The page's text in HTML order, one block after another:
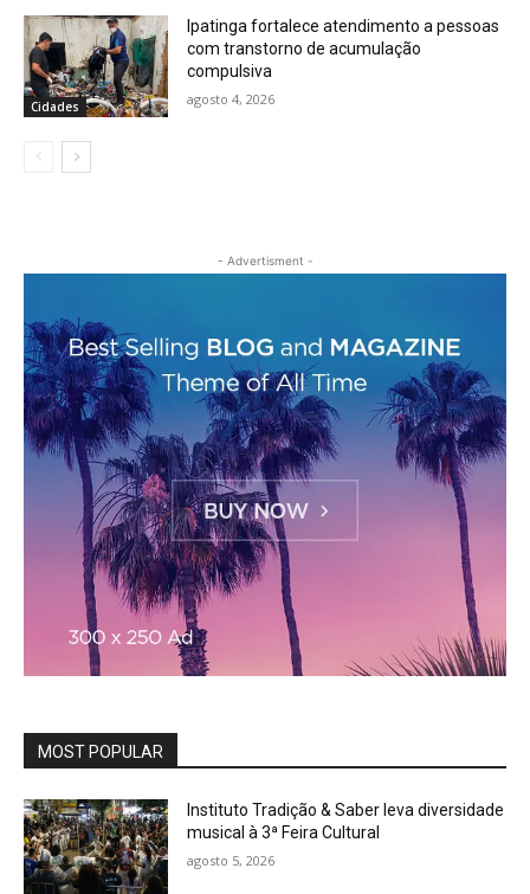
Cidades
Ipatinga fortalece atendimento a pessoas
com transtorno de acumulação
compulsiva
agosto 4, 2026
- Advertisment -
MOST POPULAR
Instituto Tradição & Saber leva diversidade
musical à 3ª Feira Cultural
agosto 5, 2026